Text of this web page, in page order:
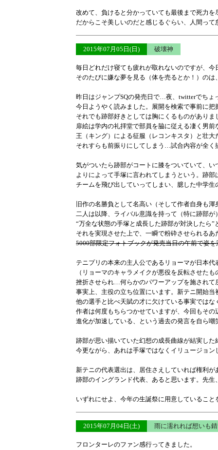
改めて、負けると分かっていても最後まで死力を
だからこそ美しいのだと感じるぐらい、人間っ
2015年07月05日(日) 破壊神
毎日どれだけ寝ても疲れが取れないのですが、
そのたびに嫌な夢を見る（体を売るとか！）の
昨日はジャンプSQの発売日で…夜、twitterでちょ
今日ようやく読みました。展開を検索で事前に把
それでも跡部好きとしては胸にくるものがあり
扉絵は学内の礼拝堂で部員を脇に従える凄く男
王（キング）による征服（レコンキスタ）と壮大
それすらも前振りにしてしまう…試合内容が全く
気がついたら跡部がコートに膝をついていて、い
よりによって手塚に言われてしまうという。跡
チームを飛び出していってしまい、臆した中学
旧作の名勝負として名高い（そして作者自身も
二人は以降、ライバル意識を持って（特に跡部
“万全な状態の手塚と成長した跡部が対決したら
それを実現させた上で、一瞬で粉砕させられる
5000部限定フォトブックが発売当日の午前で姿
テニプリの本来の主人公であるリョーマが日本
（リョーマのキャラメイクが悪役を反転させた
挫折させられ…何らかのパワーアップを施されて
事実上、主役の立ち位置にいます。新テニ開始当
他の選手と比べ天賦の才に欠けている事実ではな
作者は何度もちらつかせていますが、今回もそ
進化が加速している、という過去の発言を自ら嘲
跡部が思い描いていた幻想の成長曲線が結実し
今更ながら、あれは手塚ではなくイリュージョ
新テニの代表選出は、居住さえしていれば権利が
跡部のイングランド代表、あると思います。先
いずれにせよ、今年の生誕祭に用意しているこ
2015年07月04日(土) 雨に濡れれば想いも
フロンターレのファン感行ってきました。